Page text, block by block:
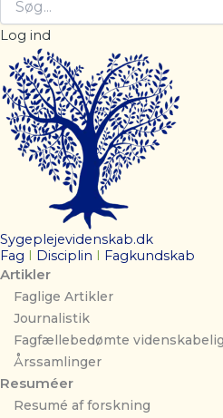
Log ind
Sygeplejevidenskab.dk
Fag
Disciplin Fagkundskab
Artikler
Faglige Artikler
Journalistik
Fagfællebedømte
Årssamlinger
Resuméer
Resumé af forskning